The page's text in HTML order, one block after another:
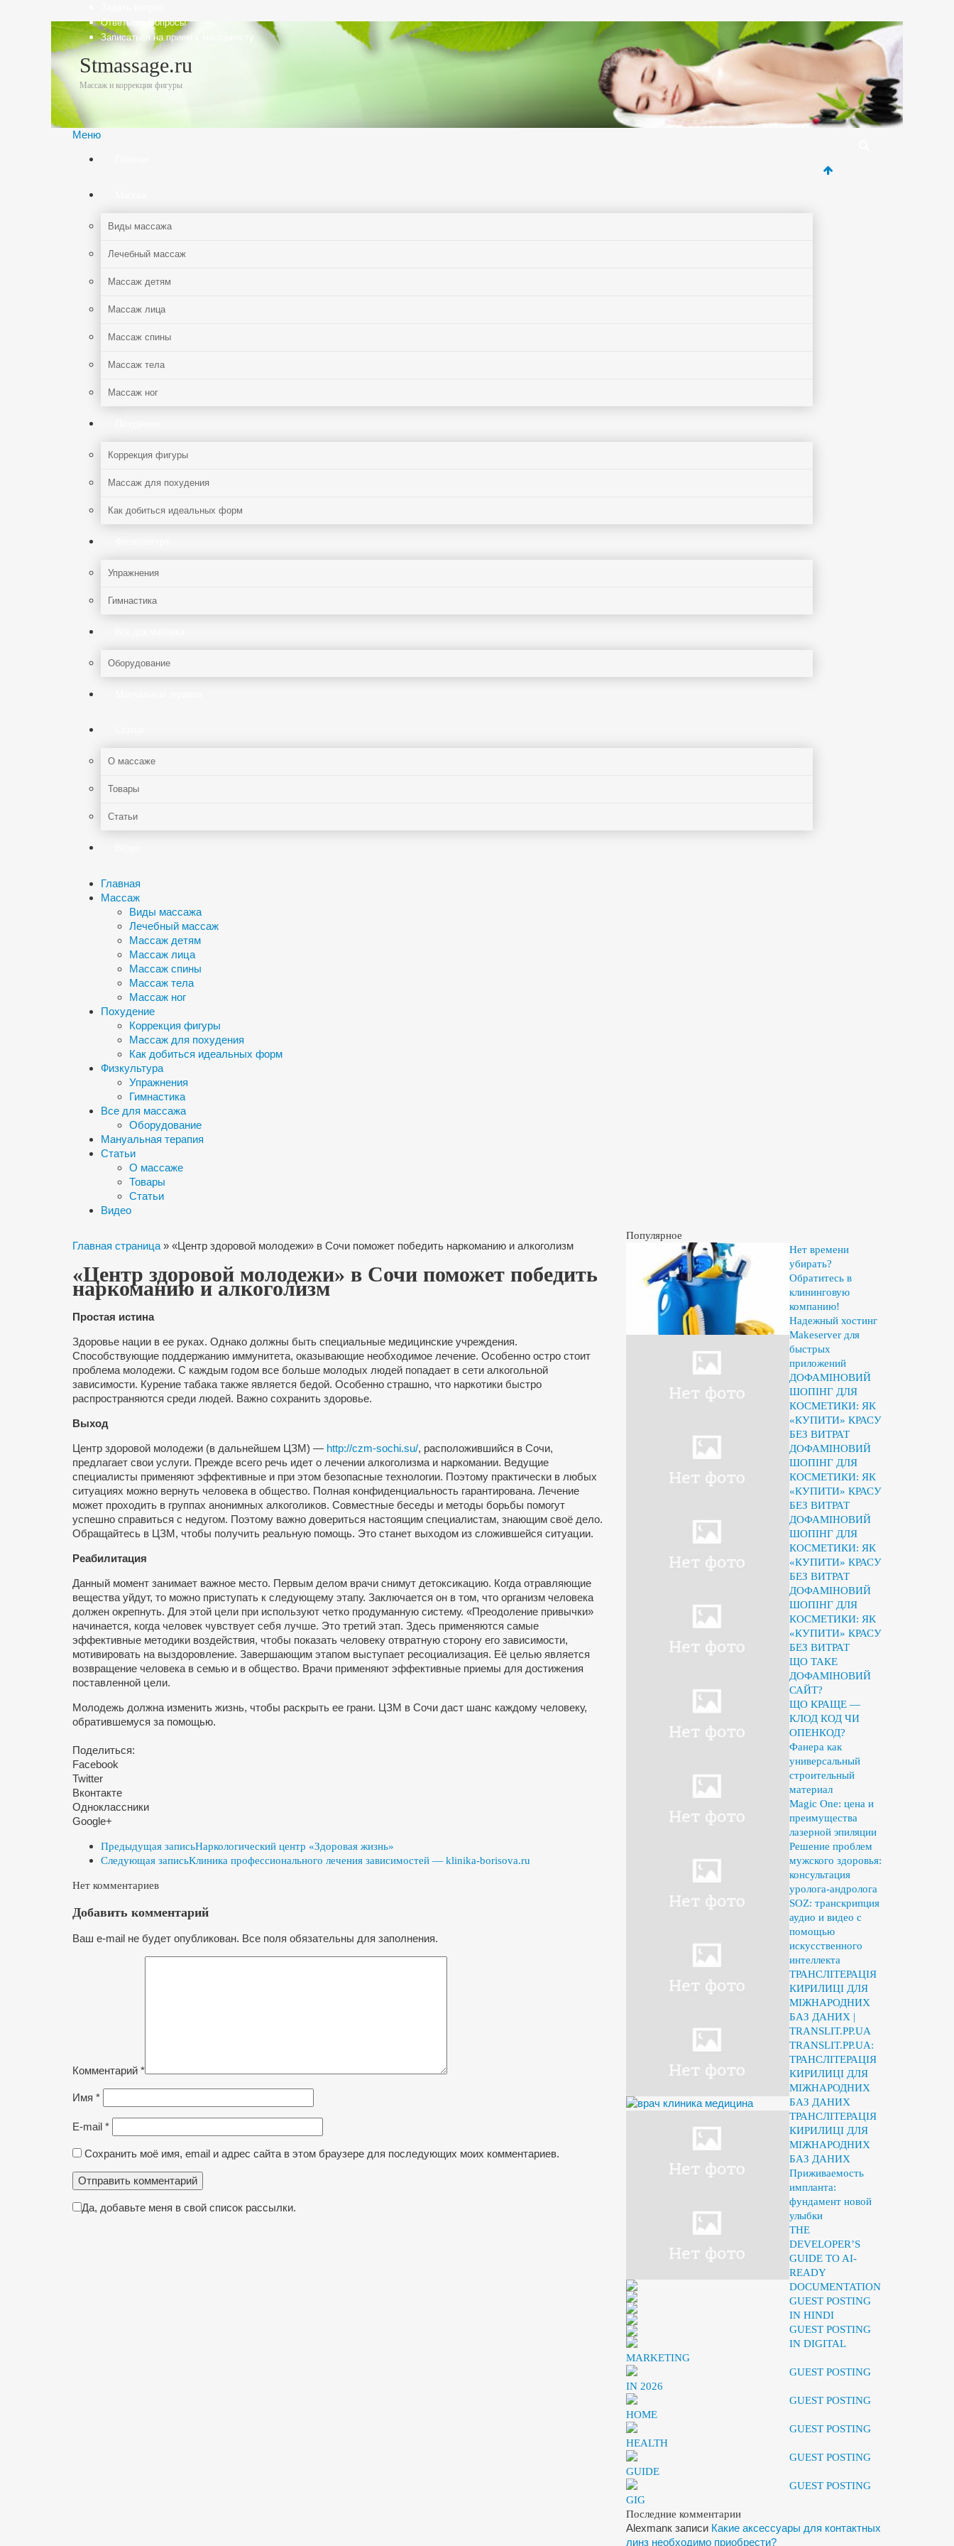
Ответы на Вопросы
Записаться на прием к массажисту
Stmassage.ru
Массаж и коррекция фигуры
Меню
Виды массажа
Лечебный массаж
Массаж детям
Массаж лица
Массаж спины
Массаж тела
Массаж ног
Коррекция фигуры
Массаж для похудения
Как добиться идеальных форм
Упражнения
Гимнастика
Оборудование
О массаже
Товары
Статьи
Главная
Массаж
Виды массажа
Лечебный массаж
Массаж детям
Массаж лица
Массаж спины
Массаж тела
Массаж ног
Похудение
Коррекция фигуры
Массаж для похудения
Как добиться идеальных форм
Физкультура
Упражнения
Гимнастика
Все для массажа
Оборудование
Мануальная терапия
Статьи
О массаже
Товары
Статьи
Видео
Главная страница » «Центр здоровой молодежи» в Сочи поможет победить наркоманию и алкоголизм
«Центр здоровой молодежи» в Сочи поможет победить
наркоманию и алкоголизм
Простая истина
Здоровье нации в ее руках. Однако должны быть специальные медицинские учреждения.
Способствующие поддержанию иммунитета, оказывающие необходимое лечение. Особенно остро стоит
проблема молодежи. С каждым годом все больше молодых людей попадает в сети алкогольной
зависимости. Курение табака также является бедой. Особенно страшно, что наркотики быстро
распространяются среди людей. Важно сохранить здоровье.
Выход
Центр здоровой молодежи (в дальнейшем ЦЗМ) — http://czm-sochi.su/, расположившийся в Сочи,
предлагает свои услуги. Прежде всего речь идет о лечении алкоголизма и наркомании. Ведущие
специалисты применяют эффективные и при этом безопасные технологии. Поэтому практически в любых
ситуациях можно вернуть человека в общество. Полная конфиденциальность гарантирована. Лечение
может проходить в группах анонимных алкоголиков. Совместные беседы и методы борьбы помогут
успешно справиться с недугом. Поэтому важно довериться настоящим специалистам, знающим своё дело.
Обращайтесь в ЦЗМ, чтобы получить реальную помощь. Это станет выходом из сложившейся ситуации.
Реабилитация
Данный момент занимает важное место. Первым делом врачи снимут детоксикацию. Когда отравляющие
вещества уйдут, то можно приступать к следующему этапу. Заключается он в том, что организм человека
должен окрепнуть. Для этой цели при используют четко продуманную систему. «Преодоление привычки»
начинается, когда человек чувствует себя лучше. Это третий этап. Здесь применяются самые
эффективные методики воздействия, чтобы показать человеку отвратную сторону его зависимости,
мотивировать на выздоровление. Завершающим этапом выступает ресоциализация. Её целью является
возвращение человека в семью и в общество. Врачи применяют эффективные приемы для достижения
поставленной цели.
Молодежь должна изменить жизнь, чтобы раскрыть ее грани. ЦЗМ в Сочи даст шанс каждому человеку,
обратившемуся за помощью.
Поделиться:
Facebook
Twitter
Вконтакте
Одноклассники
Google+
Предыдущая записьНаркологический центр «Здоровая жизнь»
Следующая записьКлиника профессионального лечения зависимостей — klinika-borisova.ru
Нет комментариев
Добавить комментарий
Ваш e-mail не будет опубликован. Все поля обязательны для заполнения.
Комментарий *
Имя *
E-mail *
Сохранить моё имя, email и адрес сайта в этом браузере для последующих моих комментариев.
Да, добавьте меня в свой список рассылки.
Популярное
Нет времени
убирать?
Обратитесь в
клининговую
компанию!
Надежный хостинг
Makeserver для
быстрых
приложений
ДОФАМІНОВИЙ
ШОПІНГ ДЛЯ
КОСМЕТИКИ: ЯК
«КУПИТИ» КРАСУ
БЕЗ ВИТРАТ
ДОФАМІНОВИЙ
ШОПІНГ ДЛЯ
КОСМЕТИКИ: ЯК
«КУПИТИ» КРАСУ
БЕЗ ВИТРАТ
ДОФАМІНОВИЙ
ШОПІНГ ДЛЯ
КОСМЕТИКИ: ЯК
«КУПИТИ» КРАСУ
БЕЗ ВИТРАТ
ДОФАМІНОВИЙ
ШОПІНГ ДЛЯ
КОСМЕТИКИ: ЯК
«КУПИТИ» КРАСУ
БЕЗ ВИТРАТ
ЩО ТАКЕ
ДОФАМІНОВИЙ
САЙТ?
ЩО КРАЩЕ —
КЛОД КОД ЧИ
ОПЕНКОД?
Фанера как
универсальный
строительный
материал
Magic One: цена и
преимущества
лазерной эпиляции
Решение проблем
мужского здоровья:
консультация
уролога-андролога
SOZ: транскрипция
аудио и видео с
помощью
искусственного
интеллекта
ТРАНСЛІТЕРАЦІЯ
КИРИЛИЦІ ДЛЯ
МІЖНАРОДНИХ
БАЗ ДАНИХ |
TRANSLIT.PP.UA
TRANSLIT.PP.UA:
ТРАНСЛІТЕРАЦІЯ
КИРИЛИЦІ ДЛЯ
МІЖНАРОДНИХ
БАЗ ДАНИХ
ТРАНСЛІТЕРАЦІЯ
КИРИЛИЦІ ДЛЯ
МІЖНАРОДНИХ
БАЗ ДАНИХ
Приживаемость
импланта:
фундамент новой
улыбки
THE
DEVELOPER’S
GUIDE TO AI-
READY
DOCUMENTATION
GUEST POSTING
IN HINDI
GUEST POSTING
IN DIGITAL
MARKETING
GUEST POSTING
IN 2026
GUEST POSTING
HOME
GUEST POSTING
HEALTH
GUEST POSTING
GUIDE
GUEST POSTING
GIG
Последние комментарии
Alexmanк записи Какие аксессуары для контактных
линз необходимо приобрести?